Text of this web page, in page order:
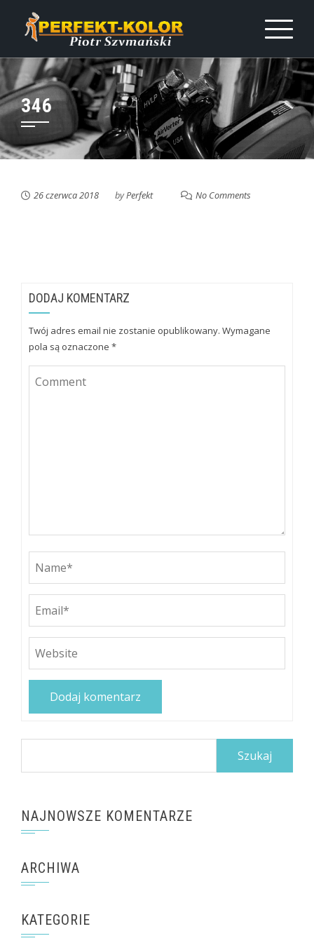
346
26 czerwca 2018 byPerfekt No Comments
DODAJ KOMENTARZ
Twój adres email nie zostanie opublikowany. Wymagane
pola są oznaczone *
NAJNOWSZE KOMENTARZE
ARCHIWA
KATEGORIE